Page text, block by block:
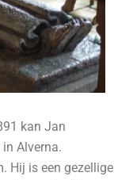
kan Jan
Alverna.
Hij is een gezellige